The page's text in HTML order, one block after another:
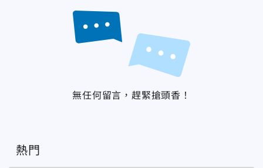
無任何留言，趕緊搶頭香！
熱門